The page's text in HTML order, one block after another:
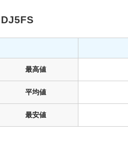
DJ5FS
最高値
平均値
最安値